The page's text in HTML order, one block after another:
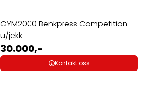
GYM2000 Benkpress Competition
u/jekk
30.000,-
Kontakt oss